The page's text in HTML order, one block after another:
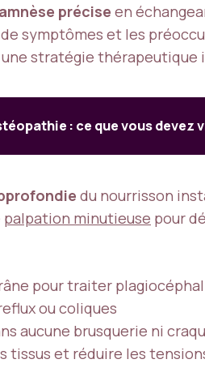
précise en
symptômes et les
stratégie thérapeutique
: ce que vous devez
du nourrisson
palpation minutieuse pour
pour traiter
ou coliques
aucune brusquerie ni
tissus et réduire les